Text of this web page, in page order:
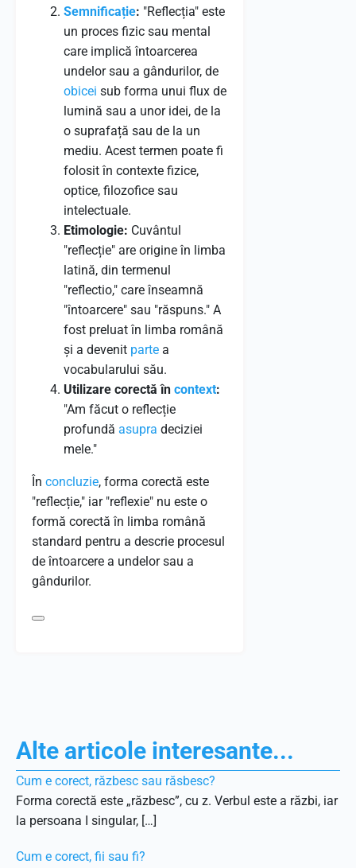
Semnificație: "Reflecția" este
un proces fizic sau mental
care implică întoarcerea
undelor sau a gândurilor, de
obicei sub forma unui flux de
lumină sau a unor idei, de la
o suprafață sau de la un
mediu. Acest termen poate fi
folosit în contexte fizice,
optice, filozofice sau
intelectuale.
Etimologie: Cuvântul
"reflecție" are origine în limba
latină, din termenul
"reflectio," care înseamnă
"întoarcere" sau "răspuns." A
fost preluat în limba română
și a devenit parte a
vocabularului său.
Utilizare corectă în context:
"Am făcut o reflecție
profundă asupra deciziei
mele."
În concluzie, forma corectă este
"reflecție," iar "reflexie" nu este o
formă corectă în limba română
standard pentru a descrie procesul
de întoarcere a undelor sau a
gândurilor.
Alte articole interesante...
Cum e corect, răzbesc sau răsbesc?
Forma corectă este „răzbesc”, cu z. Verbul este a răzbi, iar
la persoana I singular, […]
Cum e corect, fii sau fi?